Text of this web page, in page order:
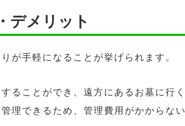
デメリット
が手軽になることが挙げられます。
ることができ、遠方にあるお墓に行く
理できるため、管理費用がかからない